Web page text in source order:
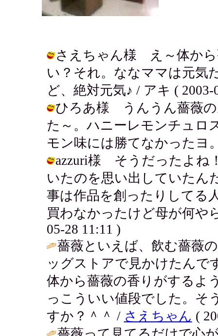
さえちゃん様 え～体から
い？それ。ななママは元気
ど、絶対元気♪ / アキ ( 2003-
ひろあ様 うんうん薔薇の
た～。ハニーレモンチュロ
モン味には勝てなかったヨ
azzuri様 そうだったよね
いたのを思い出していたん
事は作品を創ったりしてる
買わなかったけど母が何や
05-28 11:11 )
薔薇といえば、飲む薔薇
ッグストアで見かけたんで
体から薔薇の香りがするよ
っこういい値段でした。そ
すか？＾＾ / さえちゃん (